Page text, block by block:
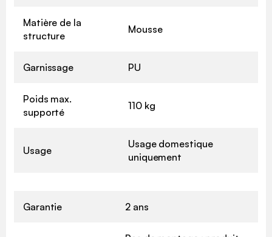
Matière de la
structure
Mousse
Garnissage PU
Poids max.
supporté
110 kg
Usage
Usage domestique
uniquement
Garantie 2 ans